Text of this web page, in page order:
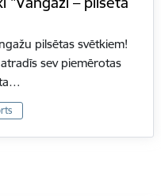
pilsētas svētkiem!
sev piemērotas